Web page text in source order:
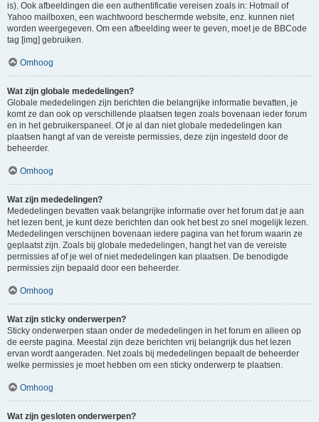
is). Ook afbeeldingen die een authentificatie vereisen zoals in: Hotmail of
Yahoo mailboxen, een wachtwoord beschermde website, enz. kunnen niet
worden weergegeven. Om een afbeelding weer te geven, moet je de BBCode
tag [img] gebruiken.
Omhoog
Wat zijn globale mededelingen?
Globale mededelingen zijn berichten die belangrijke informatie bevatten, je
komt ze dan ook op verschillende plaatsen tegen zoals bovenaan ieder forum
en in het gebruikerspaneel. Of je al dan niet globale mededelingen kan
plaatsen hangt af van de vereiste permissies, deze zijn ingesteld door de
beheerder.
Omhoog
Wat zijn mededelingen?
Mededelingen bevatten vaak belangrijke informatie over het forum dat je aan
het lezen bent, je kunt deze berichten dan ook het best zo snel mogelijk lezen.
Mededelingen verschijnen bovenaan iedere pagina van het forum waarin ze
geplaatst zijn. Zoals bij globale mededelingen, hangt het van de vereiste
permissies af of je wel of niet mededelingen kan plaatsen. De benodigde
permissies zijn bepaald door een beheerder.
Omhoog
Wat zijn sticky onderwerpen?
Sticky onderwerpen staan onder de mededelingen in het forum en alleen op
de eerste pagina. Meestal zijn deze berichten vrij belangrijk dus het lezen
ervan wordt aangeraden. Net zoals bij mededelingen bepaalt de beheerder
welke permissies je moet hebben om een sticky onderwerp te plaatsen.
Omhoog
Wat zijn gesloten onderwerpen?